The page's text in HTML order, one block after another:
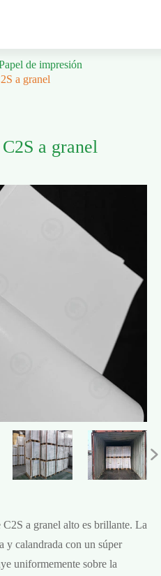
de impresión
a granel
a granel

a granel alto es brillante. La
y calandrada con un súper
uniformemente sobre la